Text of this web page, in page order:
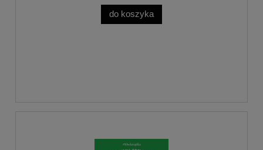
do koszyka